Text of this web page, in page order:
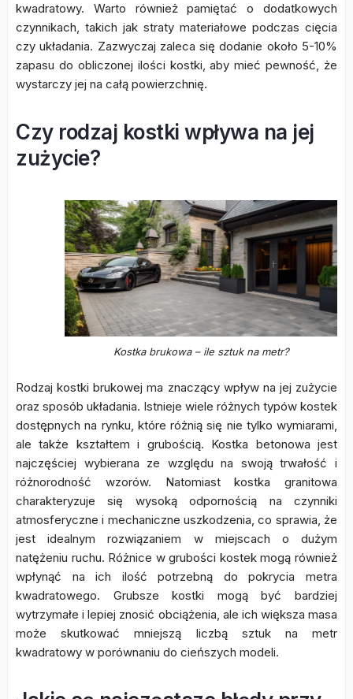
kwadratowy. Warto również pamiętać o dodatkowych
czynnikach, takich jak straty materiałowe podczas cięcia
czy układania. Zazwyczaj zaleca się dodanie około 5-10%
zapasu do obliczonej ilości kostki, aby mieć pewność, że
wystarczy jej na całą powierzchnię.
Czy rodzaj kostki wpływa na jej
zużycie?
Kostka brukowa – ile sztuk na metr?
Rodzaj kostki brukowej ma znaczący wpływ na jej zużycie
oraz sposób układania. Istnieje wiele różnych typów kostek
dostępnych na rynku, które różnią się nie tylko wymiarami,
ale także kształtem i grubością. Kostka betonowa jest
najczęściej wybierana ze względu na swoją trwałość i
różnorodność wzorów. Natomiast kostka granitowa
charakteryzuje się wysoką odpornością na czynniki
atmosferyczne i mechaniczne uszkodzenia, co sprawia, że
jest idealnym rozwiązaniem w miejscach o dużym
natężeniu ruchu. Różnice w grubości kostek mogą również
wpłynąć na ich ilość potrzebną do pokrycia metra
kwadratowego. Grubsze kostki mogą być bardziej
wytrzymałe i lepiej znosić obciążenia, ale ich większa masa
może skutkować mniejszą liczbą sztuk na metr
kwadratowy w porównaniu do cieńszych modeli.